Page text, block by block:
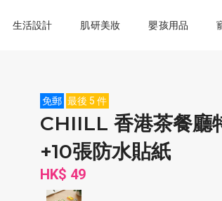
生活設計 肌研美妝 嬰孩用品
免郵 最後 5 件
CHIILL 香港茶餐廳
+10張防水貼紙
HK$ 49